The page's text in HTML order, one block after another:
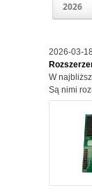
2026
2026-03-18
W
Są nimi